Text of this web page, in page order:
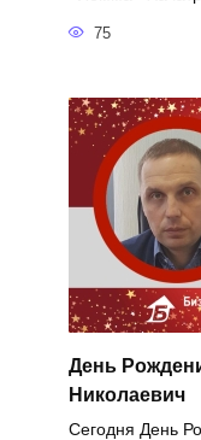
75
День
Николаевич
Сегодня День